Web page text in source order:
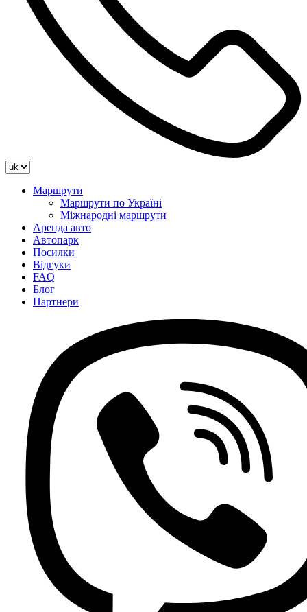
Маршрути
Маршрути по Україні
Міжнародні маршрути
Аренда авто
Автопарк
Посилки
Відгуки
FAQ
Блог
Партнери